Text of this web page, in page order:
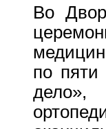
Во
по пяти
дело»,